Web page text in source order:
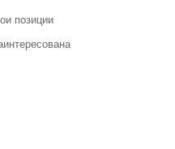
позиции